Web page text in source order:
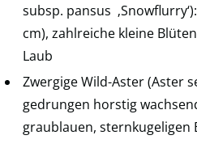
subsp. pansus
cm), zahlreiche kleine
Laub
Zwergige Wild-Aster (Aster
gedrungen horstig
graublauen, sternkugeligen